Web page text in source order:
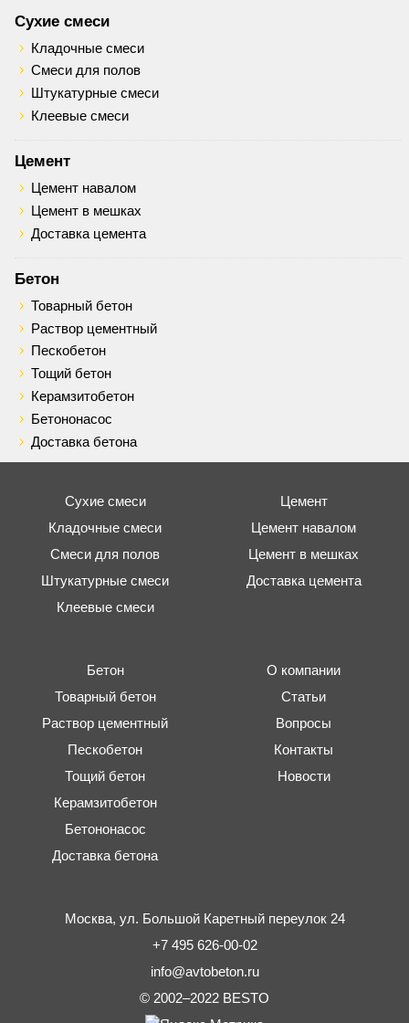
Сухие смеси
Кладочные смеси
Смеси для полов
Штукатурные смеси
Клеевые смеси
Цемент
Цемент навалом
Цемент в мешках
Доставка цемента
Бетон
Товарный бетон
Раствор цементный
Пескобетон
Тощий бетон
Керамзитобетон
Бетононасос
Доставка бетона
Сухие смеси
Кладочные смеси
Смеси для полов
Штукатурные смеси
Клеевые смеси
Цемент
Цемент навалом
Цемент в мешках
Доставка цемента
Бетон
Товарный бетон
Раствор цементный
Пескобетон
Тощий бетон
Керамзитобетон
Бетононасос
Доставка бетона
О компании
Статьи
Вопросы
Контакты
Новости
Москва, ул. Большой Каретный переулок 24
+7 495 626-00-02
info@avtobeton.ru
© 2002–2022 BESTO